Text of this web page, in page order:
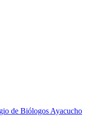
de Biólogos Ayacucho